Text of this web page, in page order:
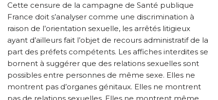
Cette censure de la campagne de Santé publique
France doit s’analyser comme une discrimination à
raison de l’orientation sexuelle, les arrêtés litigieux
ayant d’ailleurs fait l’objet de recours administratif de la
part des préfets compétents. Les affiches interdites se
bornent à suggérer que des relations sexuelles sont
possibles entre personnes de même sexe. Elles ne
montrent pas d’organes génitaux. Elles ne montrent